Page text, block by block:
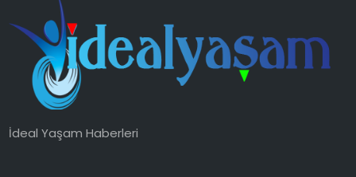
İdeal Yaşam Haberleri